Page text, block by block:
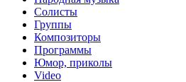
Солисты
Группы
Композиторы
Программы
Юмор, приколы
Video